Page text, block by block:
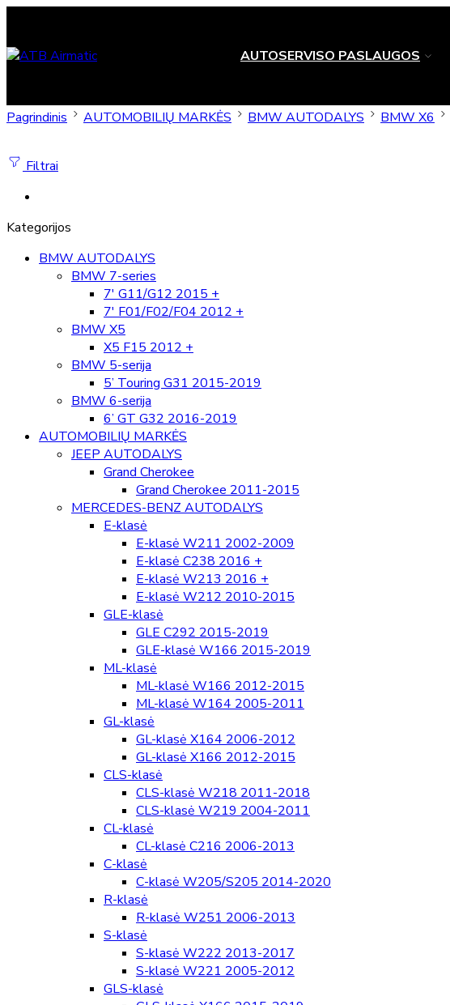
AUTOSERVISO PASLAUGOS
Pagrindinis AUTOMOBILIŲ MARKĖS BMW AUTODALYS BMW X6
Filtrai
Kategorijos
BMW AUTODALYS
BMW 7-series
7' G11/G12 2015 +
7' F01/F02/F04 2012 +
BMW X5
X5 F15 2012 +
BMW 5-serija
5’ Touring G31 2015-2019
BMW 6-serija
6’ GT G32 2016-2019
AUTOMOBILIŲ MARKĖS
JEEP AUTODALYS
Grand Cherokee
Grand Cherokee 2011-2015
MERCEDES-BENZ AUTODALYS
E-klasė
E-klasė W211 2002-2009
E-klasė C238 2016 +
E-klasė W213 2016 +
E-klasė W212 2010-2015
GLE-klasė
GLE C292 2015-2019
GLE-klasė W166 2015-2019
ML-klasė
ML-klasė W166 2012-2015
ML-klasė W164 2005-2011
GL-klasė
GL-klasė X164 2006-2012
GL-klasė X166 2012-2015
CLS-klasė
CLS-klasė W218 2011-2018
CLS-klasė W219 2004-2011
CL-klasė
CL-klasė C216 2006-2013
C-klasė
C-klasė W205/S205 2014-2020
R-klasė
R-klasė W251 2006-2013
S-klasė
S-klasė W222 2013-2017
S-klasė W221 2005-2012
GLS-klasė